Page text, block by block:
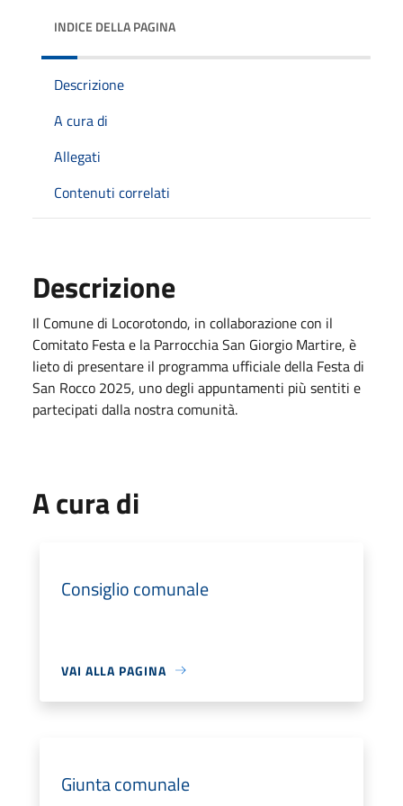
INDICE DELLA PAGINA
Descrizione
A cura di
Allegati
Contenuti correlati
Descrizione
Il Comune di Locorotondo, in collaborazione con il
Comitato Festa e la Parrocchia San Giorgio Martire, è
lieto di presentare il programma ufficiale della Festa di
San Rocco 2025, uno degli appuntamenti più sentiti e
partecipati dalla nostra comunità.
A cura di
Consiglio comunale
VAI ALLA PAGINA
Giunta comunale